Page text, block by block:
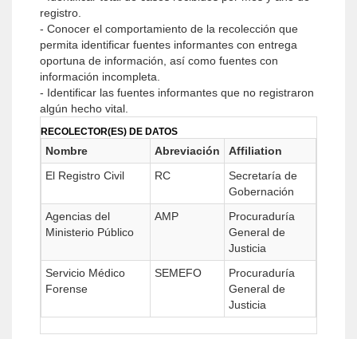
registro.
- Conocer el comportamiento de la recolección que
permita identificar fuentes informantes con entrega
oportuna de información, así como fuentes con
información incompleta.
- Identificar las fuentes informantes que no registraron
algún hecho vital.
RECOLECTOR(ES) DE DATOS
Nombre Abreviación
Affiliation
El Registro Civil
RC
Secretaría de
Gobernación
Agencias del
Ministerio Público
AMP
Procuraduría
General de
Justicia
Servicio Médico
Forense
SEMEFO
Procuraduría
General de
Justicia